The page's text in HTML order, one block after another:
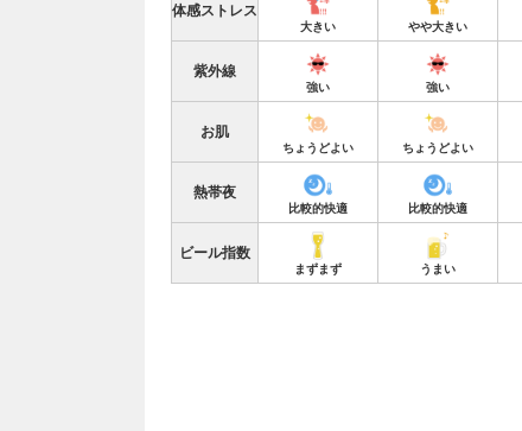
体感ストレス
大きい やや大きい
紫外線
強い 強い
お肌
ちょうどよい ちょうどよい
熱帯夜
比較的快適 比較的快適
ビール指数
まずまず うまい